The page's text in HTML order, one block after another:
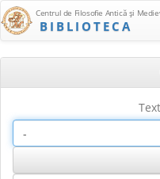
Centrul de Filosofie Antică şi
BIBLIOTECA